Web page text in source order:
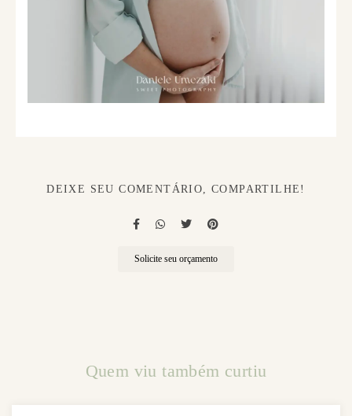
DEIXE SEU COMENTÁRIO, COMPARTILHE!
Solicite seu orçamento
Quem viu também curtiu